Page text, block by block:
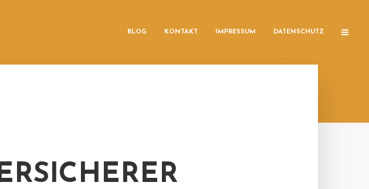
BLOG KONTAKT IMPRESSUM DATENSCHUTZ